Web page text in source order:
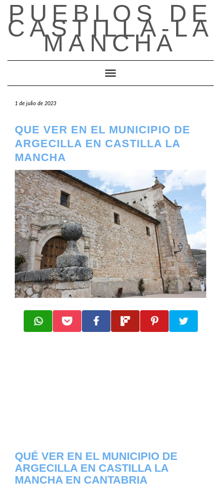
Saltar
contenido
PUEBLOS DE
CASTILLA-LA
MANCHA
Cambiar modo de navegación
1 de julio de 2023
QUE VER EN EL MUNICIPIO DE
ARGECILLA EN CASTILLA LA
MANCHA
QUÉ VER EN EL MUNICIPIO DE
ARGECILLA EN CASTILLA LA
MANCHA EN CANTABRIA